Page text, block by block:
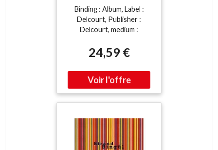
Binding : Album, Label :
Delcourt, Publisher :
Delcourt, medium :
publicationDate : 2019-05-
29, translators : Julie
Naruse, Yoshiaki Naruse,
ISBN : 2413017089
24,59 €